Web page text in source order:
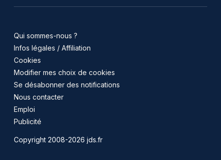
Qui sommes-nous ?
Infos légales / Affiliation
Cookies
Modifier mes choix de cookies
Se désabonner des notifications
Nous contacter
Emploi
Publicité
Copyright 2008-2026 jds.fr